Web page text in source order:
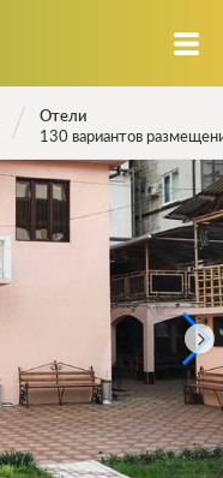
Отели
130 вариантов